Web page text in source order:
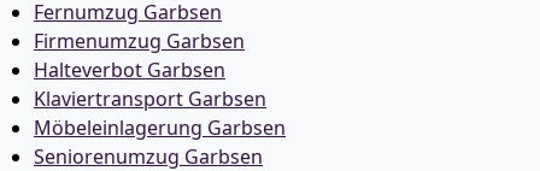
Fernumzug Garbsen
Firmenumzug Garbsen
Halteverbot Garbsen
Klaviertransport Garbsen
Möbeleinlagerung Garbsen
Seniorenumzug Garbsen